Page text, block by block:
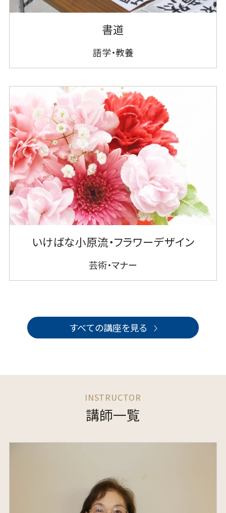
書道
語学・教養
いけばな小原流・フラワーデザイン
芸術・マナー
すべての講座を見る
講師一覧